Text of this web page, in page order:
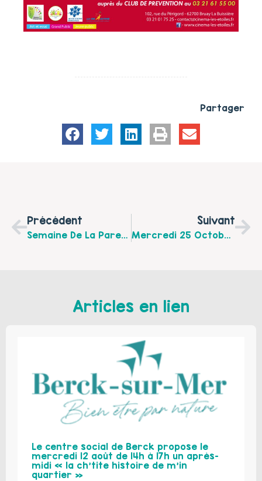
Partager
Précédent
Semaine De La Parentalité Sur L’Artois: Découvrez L’ensemble Des Actions Proposées Sur Votre Territoire!
Suivant
Mercredi 25 Octobre 2017 : Après-Midi Familial Festif En Ternois De 14h00 À 18h30 À St Pol Sur Ternoise
Articles en lien
Le centre social de Berck propose le
mercredi 12 août de 14h à 17h un après-
midi « la ch’tite histoire de m’in
quartier »